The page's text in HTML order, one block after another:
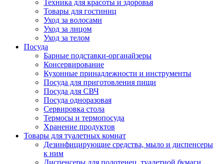
Техника для красоты и здоровья
Товары для гостиниц
Уход за волосами
Уход за лицом
Уход за телом
Посуда
Барные подставки-органайзеры
Консервирование
Кухонные принадлежности и инструменты
Посуда для приготовления пищи
Посуда для СВЧ
Посуда одноразовая
Сервировка стола
Термосы и термопосуда
Хранение продуктов
Товары для туалетных комнат
Дезинфицирующие средства, мыло и диспенсеры
к ним
Диспенсеры для полотенец, туалетной бумаги,